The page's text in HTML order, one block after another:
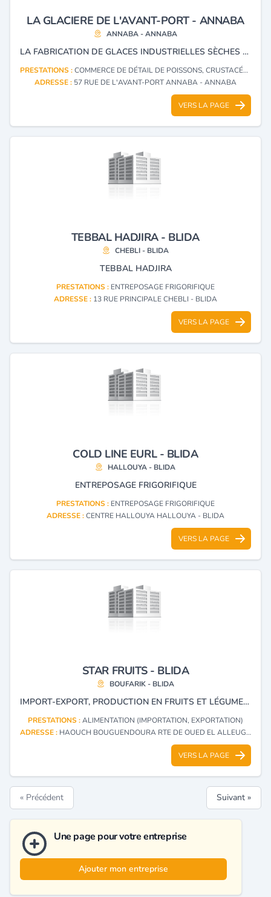
LA GLACIERE DE L'AVANT-PORT - ANNABA
ANNABA - ANNABA
LA FABRICATION DE GLACES INDUSTRIELLES SÈCHES (GLACE CARBONIQUE) À BLOC.
PRESTATIONS :COMMERCE DE DÉTAIL DE POISSONS, CRUSTACÉS ET COQUILLAGES CONGELÉS OU SURGELÉS
ADRESSE : 57 RUE DE L'AVANT-PORT ANNABA - ANNABA
VERS LA PAGE
TEBBAL HADJIRA - BLIDA
CHEBLI - BLIDA
TEBBAL HADJIRA
PRESTATIONS : ENTREPOSAGE FRIGORIFIQUE
ADRESSE : 13 RUE PRINCIPALE CHEBLI - BLIDA
VERS LA PAGE
COLD LINE EURL - BLIDA
HALLOUYA - BLIDA
ENTREPOSAGE FRIGORIFIQUE
PRESTATIONS : ENTREPOSAGE FRIGORIFIQUE
ADRESSE :CENTRE HALLOUYA HALLOUYA - BLIDA
VERS LA PAGE
STAR FRUITS - BLIDA
BOUFARIK - BLIDA
IMPORT-EXPORT, PRODUCTION EN FRUITS ET LÉGUMES ALIMENTATION GÉNÉRALE, ENTREPOSAGE DES FRUITS MARQUES VAL VENOSTA EN POMMES, ADRIA EN BANANES
PRESTATIONS :ALIMENTATION (IMPORTATION, EXPORTATION)
ADRESSE : HAOUCH BOUGUENDOURA RTE DE OUED EL ALLEUG BOUFARIK - BLIDA
VERS LA PAGE
« Précédent Suivant »
Une page pour votre entreprise
Ajouter mon entreprise